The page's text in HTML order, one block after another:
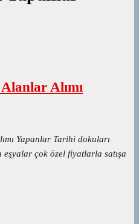
Alımı
Yapanlar Tarihi dokuları
eşyalar çok özel fiyatlarla satışa